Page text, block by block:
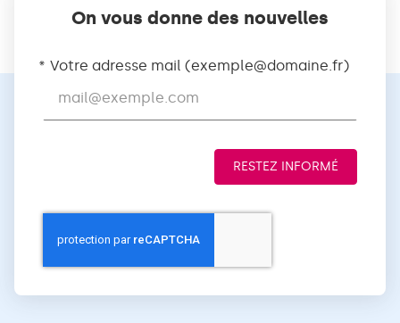
On vous donne des nouvelles
Votre adresse mail (exemple@domaine.fr)
RESTEZ INFORMÉ